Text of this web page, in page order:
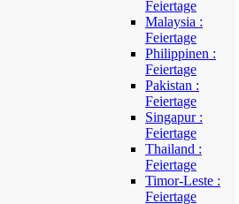
Feiertage
Malaysia :
Feiertage
Philippinen :
Feiertage
Pakistan :
Feiertage
Singapur :
Feiertage
Thailand :
Feiertage
Timor-Leste :
Feiertage